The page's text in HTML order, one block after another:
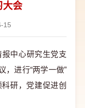
大会
15
中心研究生党支
，进行“两学一做”
研，党建促进创